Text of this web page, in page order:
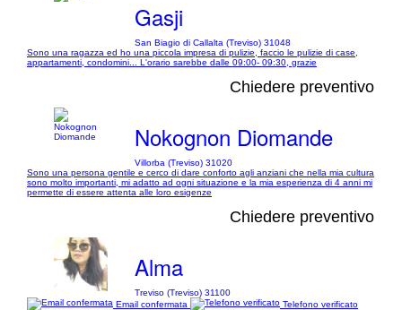
Gasji
San Biagio di Callalta (Treviso) 31048
Sono una ragazza ed ho una piccola impresa di pulizie, faccio le pulizie di case,
appartamenti, condomini... L'orario sarebbe dalle 09:00- 09:30, grazie
Chiedere preventivo
Nokognon Diomande
Villorba (Treviso) 31020
Sono una persona gentile e cerco di dare conforto agli anziani che nella mia cultura
sono molto importanti, mi adatto ad ogni situazione e la mia esperienza di 4 anni mi
permette di essere attenta alle loro esigenze
Chiedere preventivo
Alma
Treviso (Treviso) 31100
Email confermata
Telefono verificato